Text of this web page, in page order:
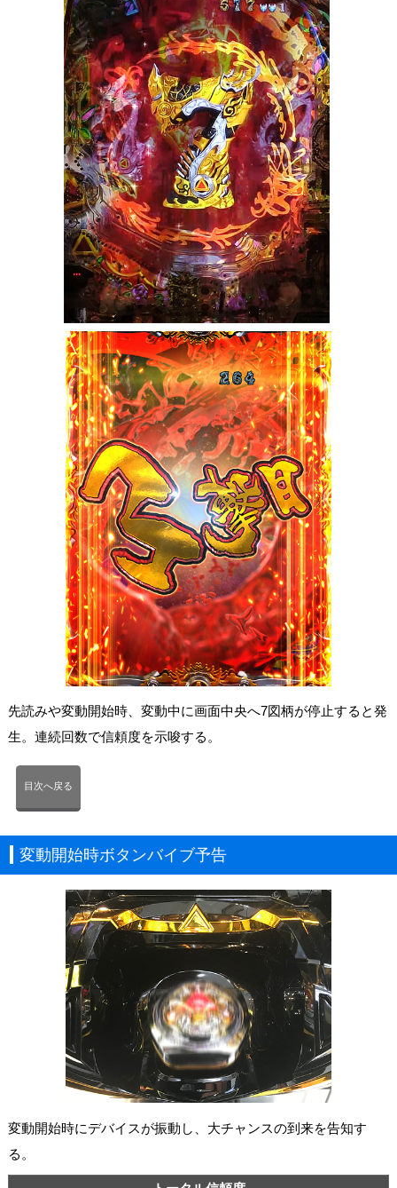
先読みや変動開始時、変動中に画面中央へ7図柄が停止すると発
生。連続回数で信頼度を示唆する。
目次へ戻る
変動開始時ボタンバイブ予告
変動開始時にデバイスが振動し、大チャンスの到来を告知す
る。